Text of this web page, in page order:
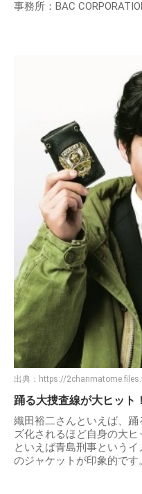
事務所：BAC
出典： https://
踊る大捜査線が大ヒット！
織田裕二さんといえば、
ズ化されるほど自身の大
といえば青島刑事という
のジャケットが印象的です